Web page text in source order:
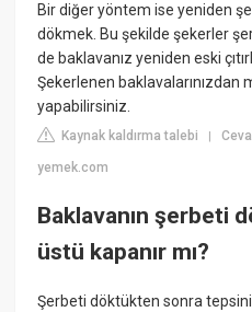
Bir diğer yöntem ise yeniden
dökmek. Bu şekilde şekerler
de baklavanız yeniden eski
Şekerlenen baklavalarınızdan
yapabilirsiniz.
Kaynak kaldırma talebi |
yemek.com
Baklavanın şerbeti
üstü kapanır mı?
Şerbeti döktükten sonra